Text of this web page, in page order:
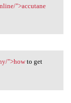
">accutane
">howto get